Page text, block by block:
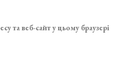
та веб-сайт у цьому браузері